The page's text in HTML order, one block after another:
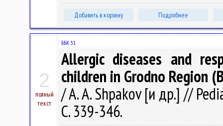
Добавить в корзину Подробнее
2
полный
текст
ББК 51
Allergic diseases and
children in Grodno Region
/ A. A. Shpakov [и др.] //
С. 339-346.